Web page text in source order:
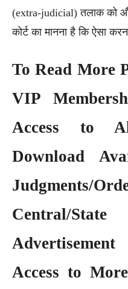
(extra-judicial) तलाक को
कोर्ट का मानना है कि ऐसा
To Read More
VIP
Access to
Download
Judgments/
Central/
Access to